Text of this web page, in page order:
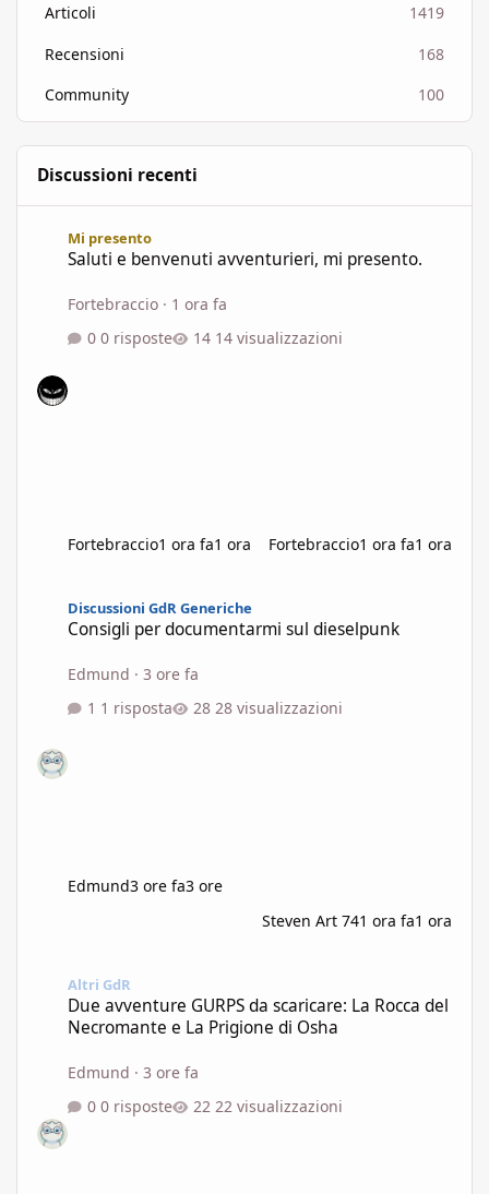
Articoli
1419
Recensioni
168
Community
100
Discussioni recenti
Mi presento
Saluti e benvenuti avventurieri, mi presento.
Fortebraccio · 1 ora fa
0 risposte
14 visualizzazioni
Fortebraccio1 ora fa1 ora Fortebraccio1 ora fa1 ora
Discussioni GdR Generiche
Consigli per documentarmi sul dieselpunk
Edmund ·3 ore fa
1 risposta
28 visualizzazioni
Edmund3 ore fa3 ore
Steven Art 741 ora fa1 ora
Altri GdR
Due avventure GURPS da scaricare: La Rocca del
Necromante e La Prigione di Osha
Edmund ·3 ore fa
0 risposte
22 visualizzazioni